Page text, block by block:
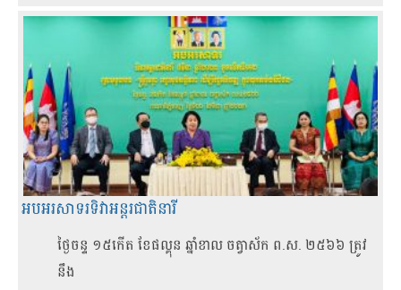
អបអរសាទរទិវាអន្តរជាតិនារី
ថ្ងៃចន្ទ ១៥កើត ខែផល្គុន ឆ្នាំខាល ចត្វាស័ក ព.ស. ២៥៦៦ ត្រូវ
នឹង